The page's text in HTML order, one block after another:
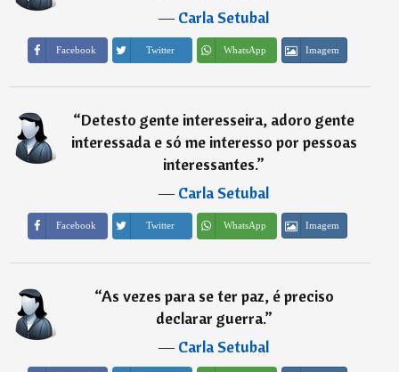
―Carla Setubal
Facebook Twitter WhatsApp Imagem
“Detesto gente interesseira, adoro gente
interessada e só me interesso por pessoas
interessantes.”
―Carla Setubal
Facebook Twitter WhatsApp Imagem
“As vezes para se ter paz, é preciso
declarar guerra.”
―Carla Setubal